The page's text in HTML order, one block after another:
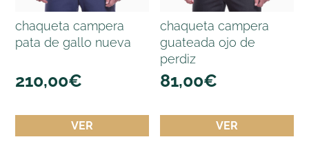
chaqueta campera
pata de gallo nueva
210,00€
VER
chaqueta campera
guateada ojo de
perdiz
81,00€
VER